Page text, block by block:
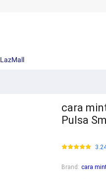
LazMall
cara
Pulsa
Brand : cara